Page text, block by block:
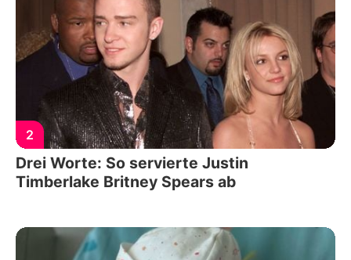
2
Drei Worte: So servierte Justin
Timberlake Britney Spears ab